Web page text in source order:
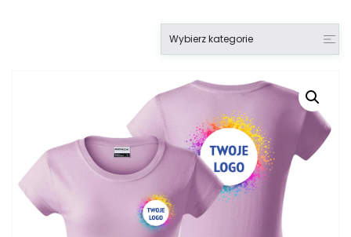
Wybierz kategorie